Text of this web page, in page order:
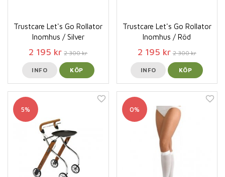
Trustcare Let's Go Rollator
Inomhus / Silver
2 195 kr 2 300 kr
INFO KÖP
Trustcare Let's Go Rollator
Inomhus / Röd
2 195 kr 2 300 kr
INFO KÖP
5% 0%